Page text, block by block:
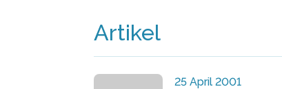
Artikel
25 April 2001